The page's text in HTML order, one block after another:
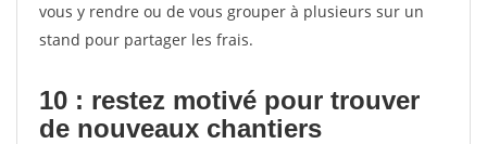
vous y rendre ou de vous grouper à plusieurs sur un
stand pour partager les frais.
10 : restez motivé pour trouver
de nouveaux chantiers